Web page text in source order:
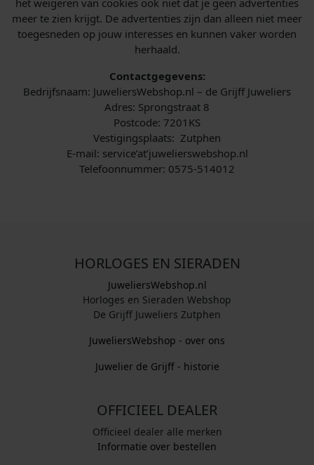
het weigeren van cookies ook niet dat je geen advertenties
meer te zien krijgt. De advertenties zijn dan alleen niet meer
toegesneden op jouw interesses en kunnen vaker worden
herhaald.
Contactgegevens:
Bedrijfsnaam: JuweliersWebshop.nl – de Grijff Juweliers
Adres: Sprongstraat 8
Postcode: 7201KS
Vestigingsplaats: Zutphen
E-mail: service’at’juwelierswebshop.nl
Telefoonnummer: 0575-514012
HORLOGES EN SIERADEN
JuweliersWebshop.nl
Horloges en Sieraden Webshop
De Grijff Juweliers Zutphen
JuweliersWebshop - over ons
Juwelier de Grijff - historie
OFFICIEEL DEALER
Officieel dealer alle merken
Informatie over bestellen